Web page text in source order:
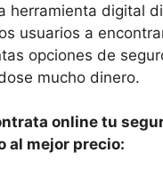
herramienta digital
usuarios a
opciones de
mucho dinero.
online tu
al mejor precio: